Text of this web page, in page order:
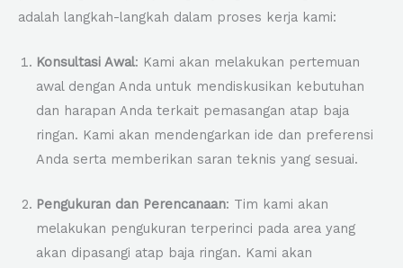
adalah langkah-langkah dalam proses kerja kami:
Konsultasi Awal: Kami akan melakukan pertemuan
awal dengan Anda untuk mendiskusikan kebutuhan
dan harapan Anda terkait pemasangan atap baja
ringan. Kami akan mendengarkan ide dan preferensi
Anda serta memberikan saran teknis yang sesuai.
Pengukuran dan Perencanaan: Tim kami akan
melakukan pengukuran terperinci pada area yang
akan dipasangi atap baja ringan. Kami akan